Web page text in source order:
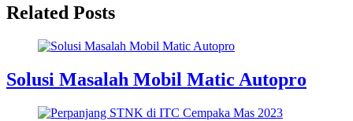
Related Posts
Solusi Masalah Mobil Matic Autopro